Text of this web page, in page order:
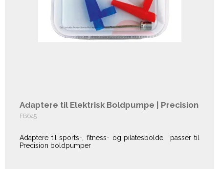
Adaptere til Elektrisk Boldpumpe | Precision
FB645
Adaptere til sports-, fitness- og pilatesbolde, passer til
Precision boldpumper